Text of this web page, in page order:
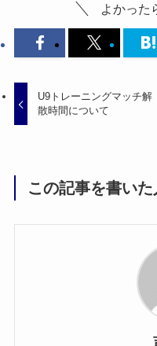
よかった
U9トレーニングマッチ解
散時間について
この記事を書いた